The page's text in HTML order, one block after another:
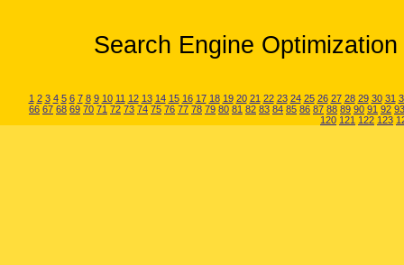
Search Engine
1 2 3 4 5 6 7 8 9 10 11 12 13 14 15 16 17 18 19 20 21 22 23 24 25 26 27 28 29 30 31
66 67 68 69 70 71 72 73 74 75 76 77 78 79 80 81 82 83 84 85 86 87 88 89 90 91 92 93
120 121 122 123